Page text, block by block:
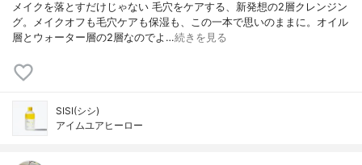
メイクを落とすだけじゃない 毛穴をケアする、新発想の2層クレンジン
グ。メイクオフも毛穴ケアも保湿も、この一本で思いのままに。オイル
層とウォーター層の2層なのでよ…続きを見る
SISI(シシ)
アイムユアヒーロー